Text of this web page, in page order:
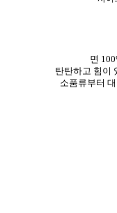
면
탄탄하고 힘이
소품류부터